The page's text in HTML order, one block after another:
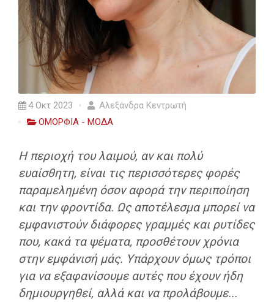
4 Οκτ 2023
Αλεξάνδρα Κεντρωτή
ΟΜΟΡΦΙΑ - ΜΟΔΑ
Η περιοχή του λαιμού, αν και πολύ
ευαίσθητη, είναι τις περισσότερες φορές
παραμελημένη όσον αφορά την περιποίηση
και την φροντίδα. Ως αποτέλεσμα μπορεί να
εμφανιστούν διάφορες γραμμές και ρυτίδες
που, κακά τα ψέματα, προσθέτουν χρόνια
στην εμφάνισή μάς. Υπάρχουν όμως τρόποι
για να εξαφανίσουμε αυτές που έχουν ήδη
δημιουργηθεί, αλλά και να προλάβουμε...